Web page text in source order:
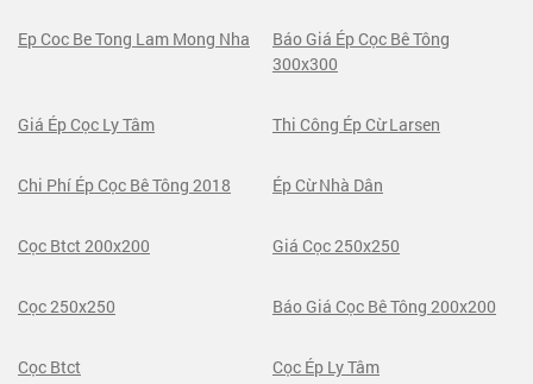
Ep Coc Be Tong Lam Mong Nha
Báo Giá Ép Cọc Bê Tông
300x300
Giá Ép Cọc Ly Tâm Thi Công Ép Cừ Larsen
Chi Phí Ép Cọc Bê Tông 2018 Ép Cừ Nhà Dân
Cọc Btct 200x200 Giá Cọc 250x250
Cọc 250x250 Báo Giá Cọc Bê Tông 200x200
Cọc Btct Cọc Ép Ly Tâm